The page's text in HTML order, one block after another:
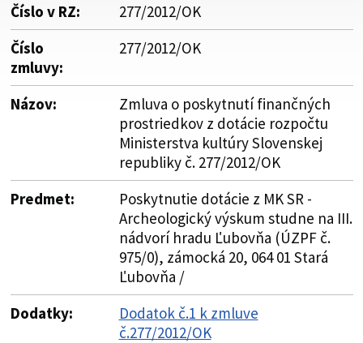
Číslo v RZ:
277/2012/OK
Číslo
zmluvy:
277/2012/OK
Názov:
Zmluva o poskytnutí finančných
prostriedkov z dotácie rozpočtu
Ministerstva kultúry Slovenskej
republiky č. 277/2012/OK
Predmet:
Poskytnutie dotácie z MK SR -
Archeologický výskum studne na III.
nádvorí hradu Ľubovňa (ÚZPF č.
975/0), zámocká 20, 064 01 Stará
Ľubovňa /
Dodatky:
Dodatok č.1 k zmluve
č.277/2012/OK